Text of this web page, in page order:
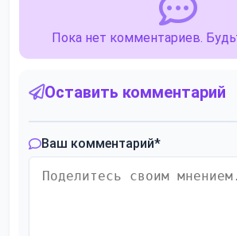
Пока нет комментариев.
Оставить комментарий
Ваш комментарий*